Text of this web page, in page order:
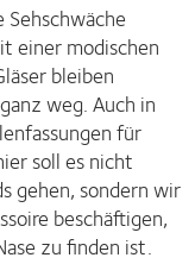
einer modischen
bleiben
weg. Auch in
für
soll es nicht
gehen, sondern wir
beschäftigen,
zu finden ist.